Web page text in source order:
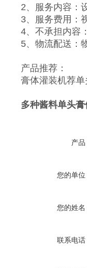
2、服务内容：
3、服务费用：
4、不承担内容
5、物流配送：
产品推荐：
膏体灌装机荐单
多种酱料单头
产品
您的单位
您的姓名
联系电话